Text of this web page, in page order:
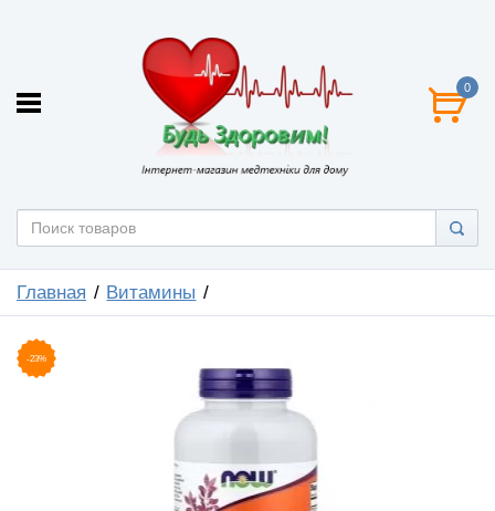
0
Главная Витамины
-23%